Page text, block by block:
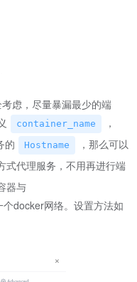
虑，尽量暴漏最少的端
container_name ，
的 Hostname ，那么可以
式代理服务，不用再进行端
器与
个docker网络。设置方法如